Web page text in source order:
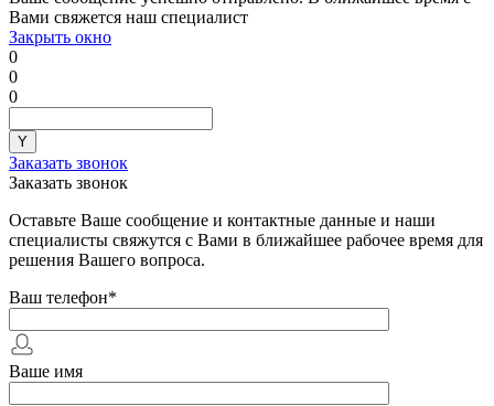
Вами свяжется наш специалист
Закрыть окно
0
0
0
Заказать звонок
Заказать звонок
Оставьте Ваше сообщение и контактные данные и наши
специалисты свяжутся с Вами в ближайшее рабочее время для
решения Вашего вопроса.
Ваш телефон*
Ваше имя